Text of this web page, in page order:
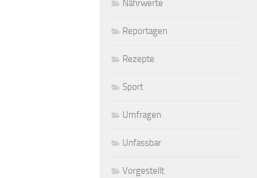
Nährwerte
Reportagen
Rezepte
Sport
Umfragen
Unfassbar
Vorgestellt